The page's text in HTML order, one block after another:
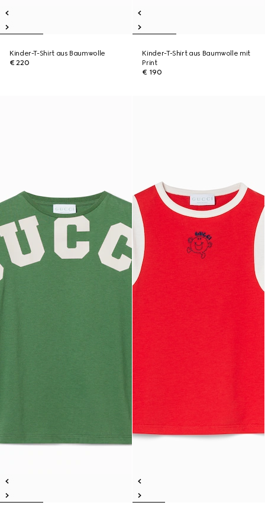
Kinder-T-Shirt aus Baumwolle
€ 220
Kinder-T-Shirt aus Baumwolle mit
Print
€ 190